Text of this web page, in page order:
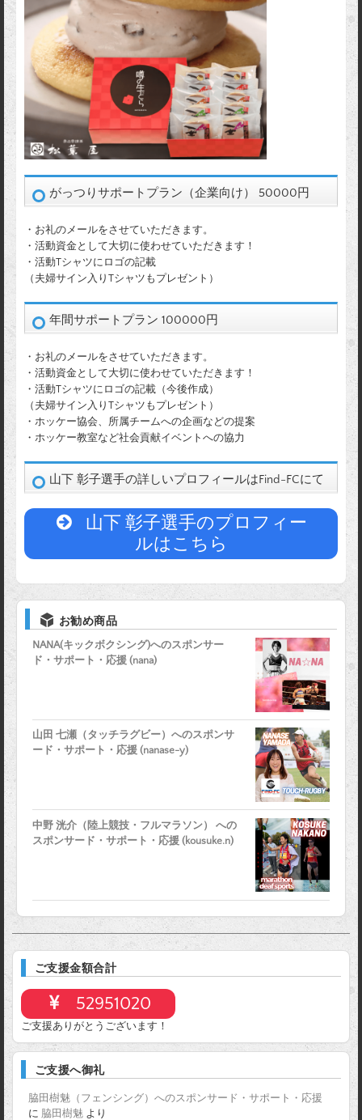
がっつりサポートプラン（企業向け） 50000円
・お礼のメールをさせていただきます。
・活動資金として大切に使わせていただきます！
・活動Tシャツにロゴの記載
（夫婦サイン入りTシャツもプレゼント）
年間サポートプラン 100000円
・お礼のメールをさせていただきます。
・活動資金として大切に使わせていただきます！
・活動Tシャツにロゴの記載（今後作成）
（夫婦サイン入りTシャツもプレゼント）
・ホッケー協会、所属チームへの企画などの提案
・ホッケー教室など社会貢献イベントへの協力
山下 彰子選手の詳しいプロフィールはFind-FCにて
山下 彰子選手のプロフィー
ルはこちら
お勧め商品
NANA(キックボクシング)へのスポンサー
ド・サポート・応援 (nana)
山田 七瀬（タッチラグビー）へのスポンサ
ード・サポート・応援 (nanase-y)
中野 洸介（陸上競技・フルマラソン） への
スポンサード・サポート・応援 (kousuke.n)
ご支援金額合計
52951020
ご支援ありがとうございます！
ご支援へ御礼
脇田樹魅（フェンシング）へのスポンサード・サポート・応援
に 脇田樹魅 より